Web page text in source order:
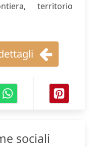
territorio
sociali